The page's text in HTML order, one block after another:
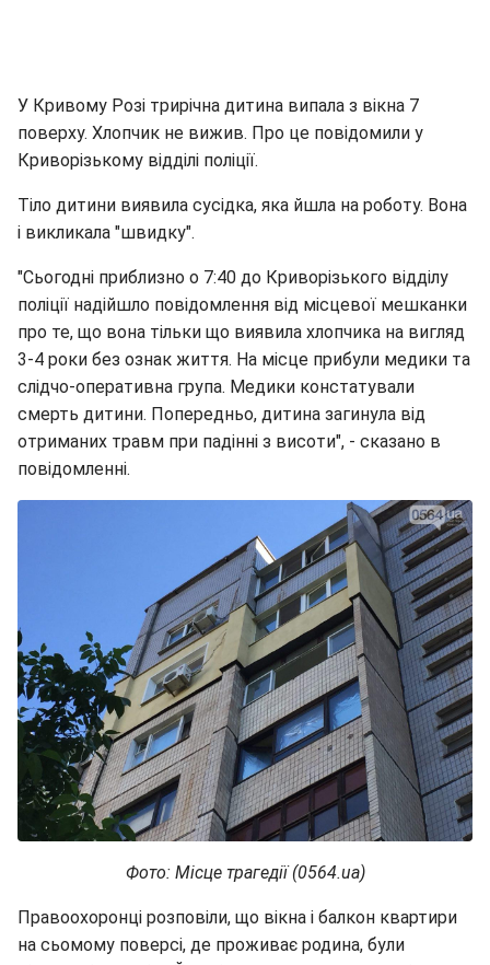
У Кривому Розі трирічна дитина випала з вікна 7
поверху. Хлопчик не вижив. Про це повідомили у
Криворізькому відділі поліції.
Тіло дитини виявила сусідка, яка йшла на роботу. Вона
і викликала "швидку".
"Сьогодні приблизно о 7:40 до Криворізького відділу
поліції надійшло повідомлення від місцевої мешканки
про те, що вона тільки що виявила хлопчика на вигляд
3-4 роки без ознак життя. На місце прибули медики та
слідчо-оперативна група. Медики констатували
смерть дитини. Попередньо, дитина загинула від
отриманих травм при падінні з висоти", - сказано в
повідомленні.
Фото: Місце трагедії (0564.ua)
Правоохоронці розповіли, що вікна і балкон квартири
на сьомому поверсі, де проживає родина, були